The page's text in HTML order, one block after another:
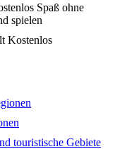
Spaß ohne
spielen
Kostenlos
touristische Gebiete